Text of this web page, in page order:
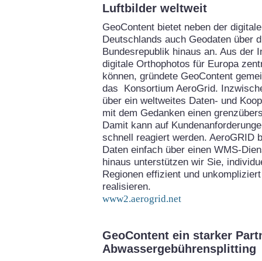
Luftbilder weltweit
GeoContent bietet neben der
Deutschlands auch Geodaten über
Bundesrepublik hinaus an. Aus der
digitale Orthophotos für Europa
können, gründete GeoContent
das Konsortium AeroGrid.
über ein weltweites Daten- und
mit dem Gedanken einen
Damit kann auf
schnell reagiert werden. AeroGRID
Daten einfach über einen WMS-
hinaus unterstützen wir Sie,
Regionen effizient und
realisieren.
www2.aerogrid.net
GeoContent ein starker
Abwassergebührensplitting